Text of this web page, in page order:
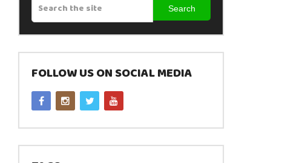
Search
FOLLOW US ON SOCIAL MEDIA